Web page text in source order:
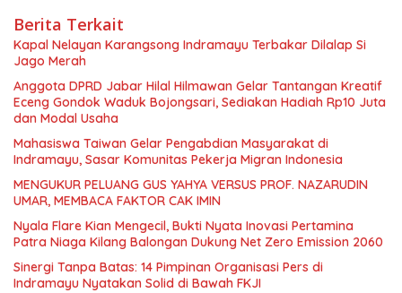
Berita Terkait
Kapal Nelayan Karangsong Indramayu Terbakar Dilalap Si
Jago Merah
Anggota DPRD Jabar Hilal Hilmawan Gelar Tantangan Kreatif
Eceng Gondok Waduk Bojongsari, Sediakan Hadiah Rp10 Juta
dan Modal Usaha
Mahasiswa Taiwan Gelar Pengabdian Masyarakat di
Indramayu, Sasar Komunitas Pekerja Migran Indonesia
MENGUKUR PELUANG GUS YAHYA VERSUS PROF. NAZARUDIN
UMAR, MEMBACA FAKTOR CAK IMIN
Nyala Flare Kian Mengecil, Bukti Nyata Inovasi Pertamina
Patra Niaga Kilang Balongan Dukung Net Zero Emission 2060
Sinergi Tanpa Batas: 14 Pimpinan Organisasi Pers di
Indramayu Nyatakan Solid di Bawah FKJI